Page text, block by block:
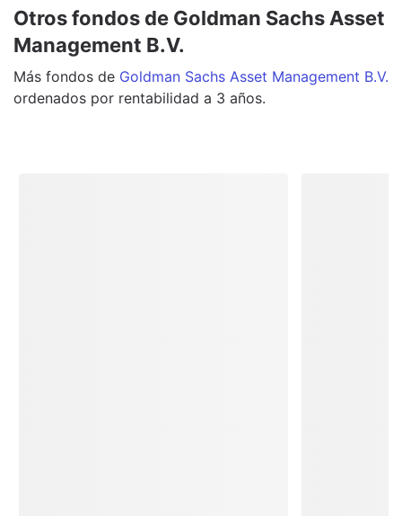
Otros fondos de Goldman Sachs Asset
Management B.V.
Más fondos de Goldman Sachs Asset Management B.V.
ordenados por rentabilidad a 3 años.